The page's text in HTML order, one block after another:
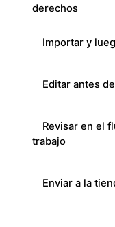
derechos
Importar y
Editar antes
Revisar en el
trabajo
Enviar a la